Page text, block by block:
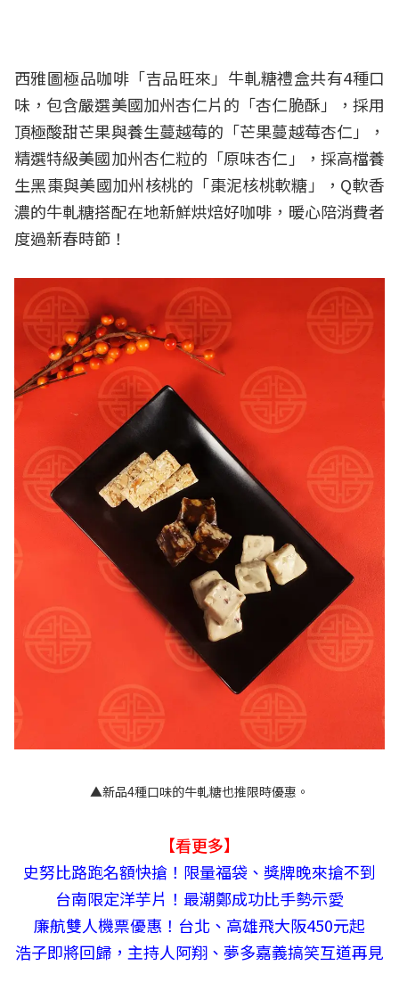
西雅圖極品咖啡「吉品旺來」牛軋糖禮盒共有4種口
味，包含嚴選美國加州杏仁片的「杏仁脆酥」，採用
頂極酸甜芒果與養生蔓越莓的「芒果蔓越莓杏仁」，
精選特級美國加州杏仁粒的「原味杏仁」，採高檔養
生黑棗與美國加州核桃的「棗泥核桃軟糖」，Q軟香
濃的牛軋糖搭配在地新鮮烘焙好咖啡，暖心陪消費者
度過新春時節！
▲新品4種口味的牛軋糖也推限時優惠。
【看更多】
史努比路跑名額快搶！限量福袋、獎牌晚來搶不到
台南限定洋芋片！最潮鄭成功比手勢示愛
廉航雙人機票優惠！台北、高雄飛大阪450元起
浩子即將回歸，主持人阿翔、夢多嘉義搞笑互道再見